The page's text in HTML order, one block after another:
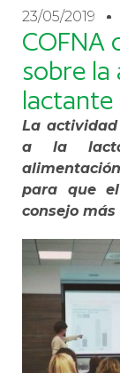
23/05/2019
COFNA
sobre la
lactante
La
a la
para que
consejo